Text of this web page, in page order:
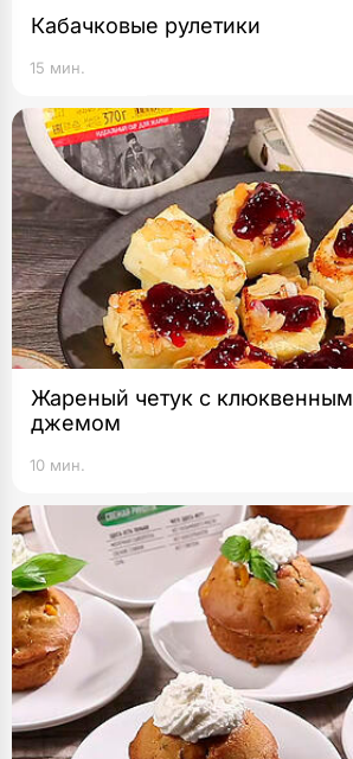
Кабачковые рулетики
15 мин.
Жареный четук с клюквенным
джемом
10 мин.